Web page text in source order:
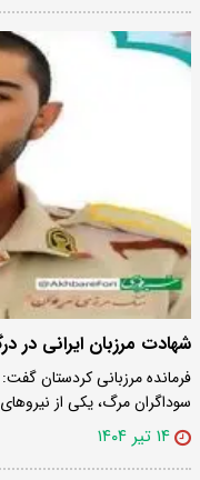
شهادت مرزبان ایرانی در
فرمانده مرزبانی کردستان
سوداگران مرگ، یکی از
۱۴ تیر ۱۴۰۴